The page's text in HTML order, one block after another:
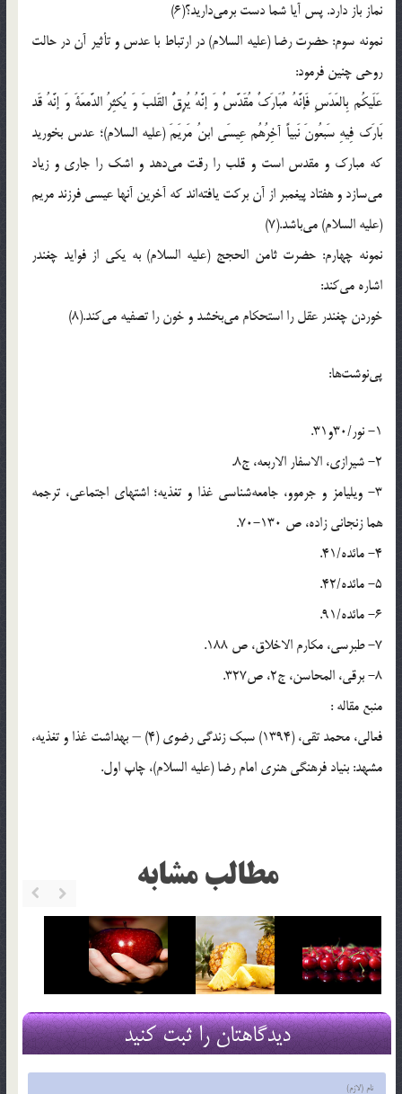
نماز باز دارد. پس آیا شما دست برمى‌دارید؟(6)
نمونه سوم: حضرت رضا (علیه السلام) در ارتباط با عدس و تأثیر آن در حالت
روحی چنین فرمود:
عَلَیکُم بِالعَدَسِ فَإنَّهُ مُبَارَکٌ مُقَدَّسٌ وَ إنَّهُ یُرِقُّ القَلبَ وَ یُکثِرُ الدَّمعَةَ وَ إنَّهُ قَد
بَارَک فِیهِ سَبعُونَ نَبیاً آخِرُهُم عِیسَی ابنُ مَریَمَ (علیه السلام)؛ عدس بخورید
که مبارک و مقدس است و قلب را رقت می‌دهد و اشک را جاری و زیاد
می‌سازد و هفتاد پیغمبر از آن برکت یافته‌اند که آخرین آنها عیسی فرزند مریم
(علیه السلام) می‌باشد.(7)
نمونه چهارم: حضرت ثامن الحجج (علیه السلام) به یکی از فواید چغندر
اشاره می‌کند:
خوردن چغندر عقل را استحکام می‌بخشد و خون را تصفیه می‌کند.(8)
پی‌نوشت‌ها:
1- نور/30و31.
2- شیرازی، الاسفار الاربعه، ج8.
3- ویلیامز و جرموو، جامعه‌شناسی غذا و تغذیه؛ اشتهای اجتماعی، ترجمه
هما زنجانی زاده، ص 130-70.
4- مائده/41.
5- مائده/42.
6- مائده/91.
7- طبرسی، مکارم الاخلاق، ص 188.
8- برقی، المحاسن، ج2، ص327.
منبع مقاله :
فعالی، محمد تقی، (1394) سبک زندگی رضوی (4) – بهداشت غذا و تغذیه،
مشهد: بنیاد فرهنگی هنری امام رضا (علیه السلام)، چاپ اول.
مطالب مشابه
دیدگاهتان را ثبت کنید